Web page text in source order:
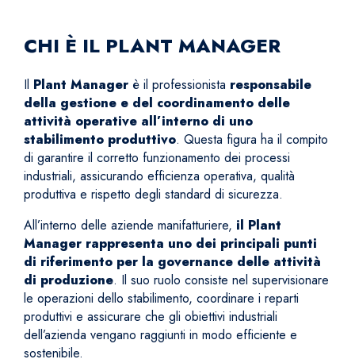
CHI È IL PLANT MANAGER
Il Plant Manager è il professionista responsabile
della gestione e del coordinamento delle
attività operative all’interno di uno
stabilimento produttivo. Questa figura ha il compito
di garantire il corretto funzionamento dei processi
industriali, assicurando efficienza operativa, qualità
produttiva e rispetto degli standard di sicurezza.
All’interno delle aziende manifatturiere, il Plant
Manager rappresenta uno dei principali punti
di riferimento per la governance delle attività
di produzione. Il suo ruolo consiste nel supervisionare
le operazioni dello stabilimento, coordinare i reparti
produttivi e assicurare che gli obiettivi industriali
dell’azienda vengano raggiunti in modo efficiente e
sostenibile.